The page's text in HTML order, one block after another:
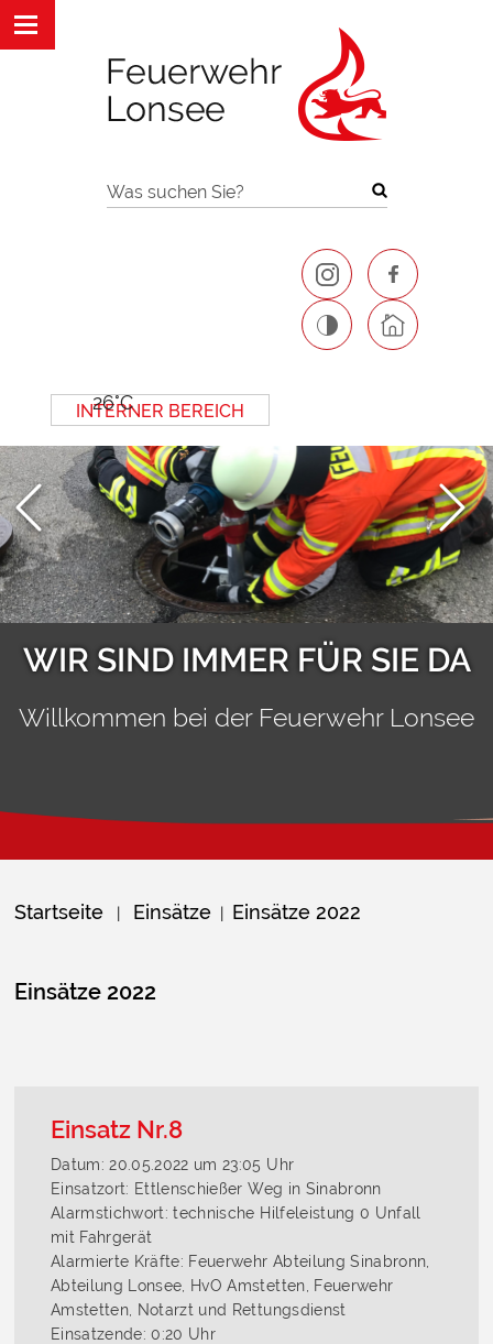
Was suchen Sie?
INTERNER BEREICH
26°C
Next
WIR SIND IMMER FÜR SIE DA
Willkommen bei der Feuerwehr Lonsee
Startseite | Einsätze | Einsätze 2022
Einsätze 2022
Einsatz Nr.8
Datum: 20.05.2022 um 23:05 Uhr
Einsatzort: Ettlenschießer Weg in Sinabronn
Alarmstichwort: technische Hilfeleistung 0 Unfall
mit Fahrgerät
Alarmierte Kräfte: Feuerwehr Abteilung Sinabronn,
Abteilung Lonsee, HvO Amstetten, Feuerwehr
Amstetten, Notarzt und Rettungsdienst
Einsatzende: 0:20 Uhr